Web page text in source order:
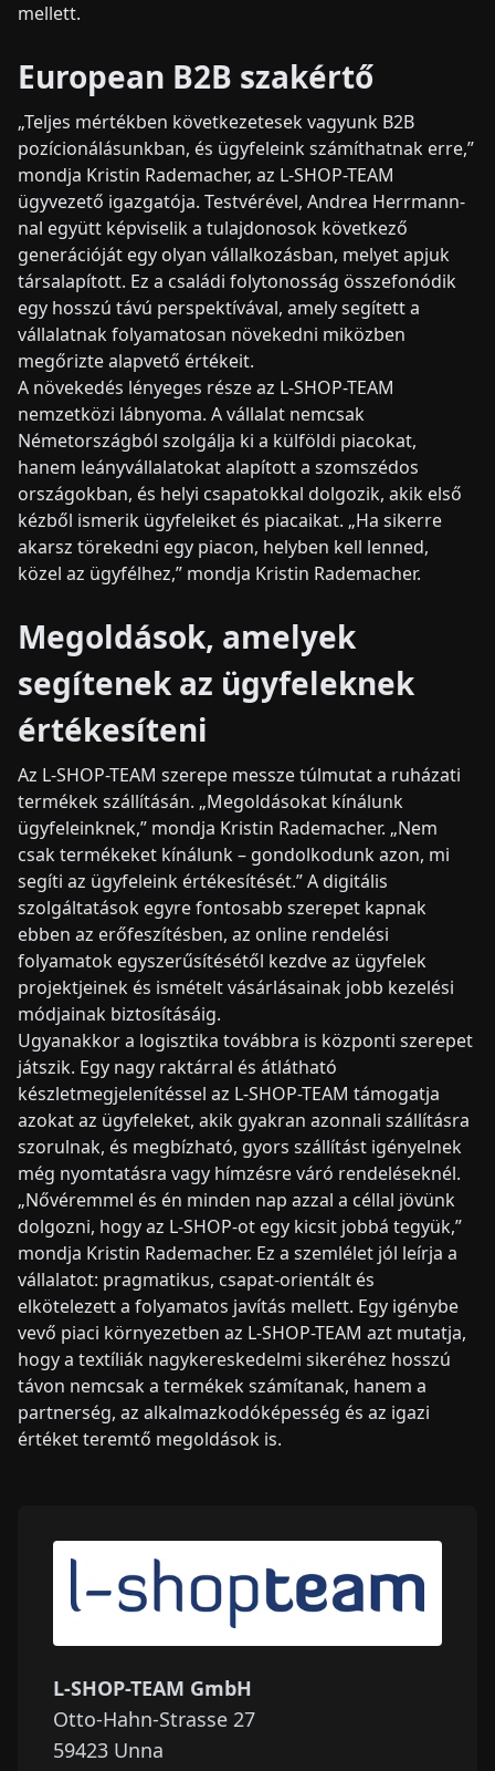
mellett.
European B2B szakértő
„Teljes mértékben következetesek vagyunk B2B
pozícionálásunkban, és ügyfeleink számíthatnak erre,”
mondja Kristin Rademacher, az L-SHOP-TEAM
ügyvezető igazgatója. Testvérével, Andrea Herrmann-
nal együtt képviselik a tulajdonosok következő
generációját egy olyan vállalkozásban, melyet apjuk
társalapított. Ez a családi folytonosság összefonódik
egy hosszú távú perspektívával, amely segített a
vállalatnak folyamatosan növekedni miközben
megőrizte alapvető értékeit.
A növekedés lényeges része az L-SHOP-TEAM
nemzetközi lábnyoma. A vállalat nemcsak
Németországból szolgálja ki a külföldi piacokat,
hanem leányvállalatokat alapított a szomszédos
országokban, és helyi csapatokkal dolgozik, akik első
kézből ismerik ügyfeleiket és piacaikat. „Ha sikerre
akarsz törekedni egy piacon, helyben kell lenned,
közel az ügyfélhez,” mondja Kristin Rademacher.
Megoldások, amelyek
segítenek az ügyfeleknek
értékesíteni
Az L-SHOP-TEAM szerepe messze túlmutat a ruházati
termékek szállításán. „Megoldásokat kínálunk
ügyfeleinknek,” mondja Kristin Rademacher. „Nem
csak termékeket kínálunk – gondolkodunk azon, mi
segíti az ügyfeleink értékesítését.” A digitális
szolgáltatások egyre fontosabb szerepet kapnak
ebben az erőfeszítésben, az online rendelési
folyamatok egyszerűsítésétől kezdve az ügyfelek
projektjeinek és ismételt vásárlásainak jobb kezelési
módjainak biztosításáig.
Ugyanakkor a logisztika továbbra is központi szerepet
játszik. Egy nagy raktárral és átlátható
készletmegjelenítéssel az L-SHOP-TEAM támogatja
azokat az ügyfeleket, akik gyakran azonnali szállításra
szorulnak, és megbízható, gyors szállítást igényelnek
még nyomtatásra vagy hímzésre váró rendeléseknél.
„Nővéremmel és én minden nap azzal a céllal jövünk
dolgozni, hogy az L-SHOP-ot egy kicsit jobbá tegyük,”
mondja Kristin Rademacher. Ez a szemlélet jól leírja a
vállalatot: pragmatikus, csapat-orientált és
elkötelezett a folyamatos javítás mellett. Egy igénybe
vevő piaci környezetben az L-SHOP-TEAM azt mutatja,
hogy a textíliák nagykereskedelmi sikeréhez hosszú
távon nemcsak a termékek számítanak, hanem a
partnerség, az alkalmazkodóképesség és az igazi
értéket teremtő megoldások is.
L-SHOP-TEAM GmbH
Otto-Hahn-Strasse 27
59423 Unna